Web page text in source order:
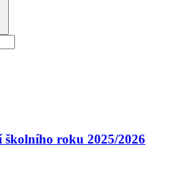
školního roku 2025/2026